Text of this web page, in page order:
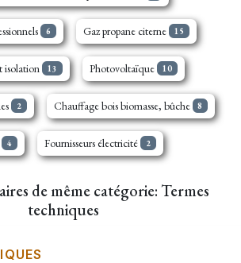
6 Gaz propane citerne 15
isolation 13 Photovoltaïque 10
2 Chauffage bois biomasse, bûche 8
4 Fournisseurs électricité 2
de même catégorie: Termes
techniques